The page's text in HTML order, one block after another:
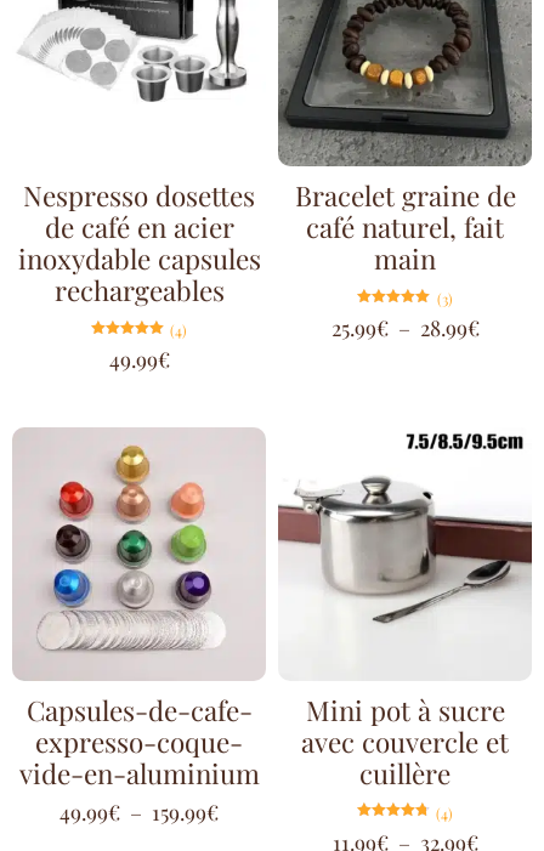
Nespresso dosettes
de café en acier
inoxydable capsules
rechargeables
5.00
sur 5
(4)
49.99€
Bracelet graine de
café naturel, fait
main
5.00
sur 5
(3)
25.99€ – 28.99€
Capsules-de-cafe-
expresso-coque-
vide-en-aluminium
49.99€ – 159.99€
Mini pot à sucre
avec couvercle et
cuillère
4.75
(4)
11.99€ – 32.99€